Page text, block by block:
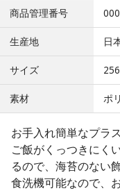
商品管理番号
生産地 日
サイズ
素材 ポ
お手入れ簡単なプラ
ご飯がくっつきにく
るので、海苔のない
食洗機可能なので、